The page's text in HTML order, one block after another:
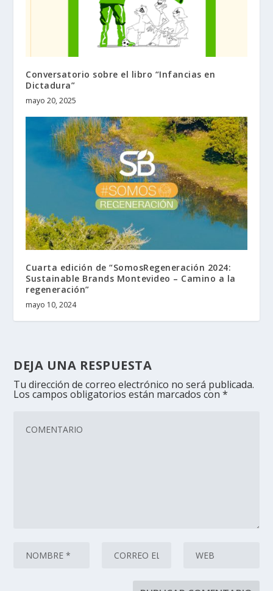
Conversatorio sobre el libro “Infancias en
Dictadura”
mayo 20, 2025
Cuarta edición de “SomosRegeneración 2024:
Sustainable Brands Montevideo – Camino a la
regeneración”
mayo 10, 2024
DEJA UNA RESPUESTA
Tu dirección de correo electrónico no será publicada.
Los campos obligatorios están marcados con*